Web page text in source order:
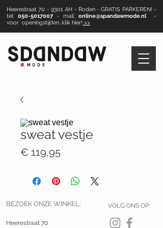
Heerestraat 70 - 9301 AH - Roden - GRATIS PARKEREN! -
tel:050-5017007 - mail:online@spandawmode.nl-
voor openingstijden, klik hier! >>
sweat vestje
€ 119,95
VOLG ONS OP:
BEZOEK ONZE WINKEL:
Heerestraat 70